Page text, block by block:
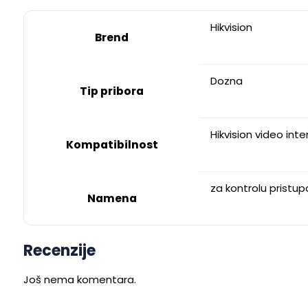
Brend
Hikvision
Tip pribora
Dozna
Kompatibilnost
Hikvision video
Namena
za kontrolu
Recenzije
Još nema komentara.